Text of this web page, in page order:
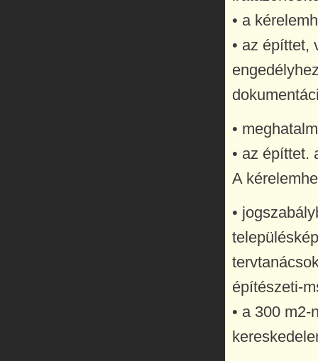
• a
• az építtet,
•
• az építtet.
A
•
építészeti-
• a 300